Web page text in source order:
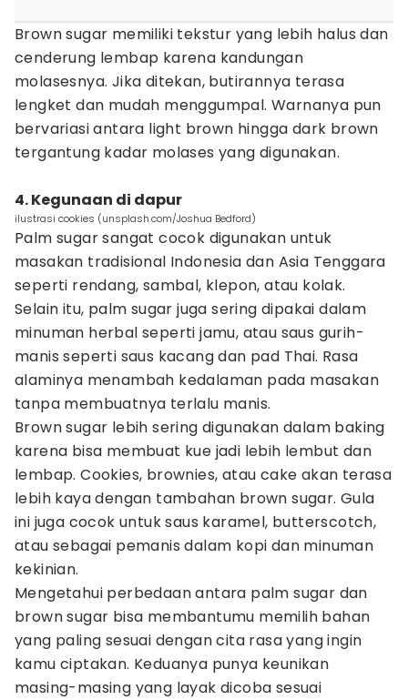
Brown sugar memiliki tekstur yang lebih halus dan
cenderung lembap karena kandungan
molasesnya. Jika ditekan, butirannya terasa
lengket dan mudah menggumpal. Warnanya pun
bervariasi antara light brown hingga dark brown
tergantung kadar molases yang digunakan.
4. Kegunaan di dapur
ilustrasi cookies (unsplash.com/Joshua Bedford)
Palm sugar sangat cocok digunakan untuk
masakan tradisional Indonesia dan Asia Tenggara
seperti rendang, sambal, klepon, atau kolak.
Selain itu, palm sugar juga sering dipakai dalam
minuman herbal seperti jamu, atau saus gurih-
manis seperti saus kacang dan pad Thai. Rasa
alaminya menambah kedalaman pada masakan
tanpa membuatnya terlalu manis.
Brown sugar lebih sering digunakan dalam baking
karena bisa membuat kue jadi lebih lembut dan
lembap. Cookies, brownies, atau cake akan terasa
lebih kaya dengan tambahan brown sugar. Gula
ini juga cocok untuk saus karamel, butterscotch,
atau sebagai pemanis dalam kopi dan minuman
kekinian.
Mengetahui perbedaan antara palm sugar dan
brown sugar bisa membantumu memilih bahan
yang paling sesuai dengan cita rasa yang ingin
kamu ciptakan. Keduanya punya keunikan
masing-masing yang layak dicoba sesuai